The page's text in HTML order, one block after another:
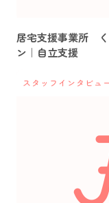
居宅支援事業所
ン｜自立支援
スタッフインタビュ